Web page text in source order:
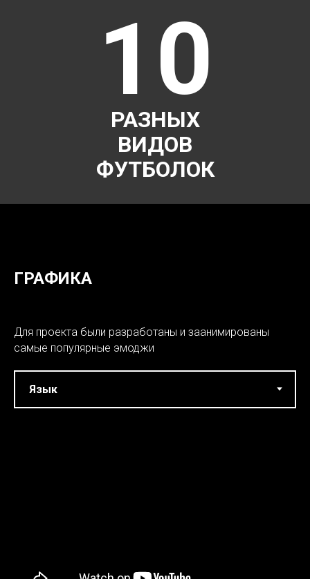
РАЗНЫХ
ВИДОВ
ФУТБОЛОК
10
ГРАФИКА
Для проекта были разработаны и заанимированы
самые популярные эмоджи